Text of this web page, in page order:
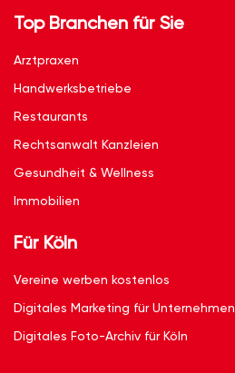
Top Branchen für Sie
Arztpraxen
Handwerksbetriebe
Restaurants
Rechtsanwalt Kanzleien
Gesundheit & Wellness
Immobilien
Für Köln
Vereine werben kostenlos
Digitales Marketing für Unternehmen
Digitales Foto-Archiv für Köln